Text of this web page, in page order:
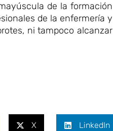
de la formación
de la enfermería y
ni tampoco alcanzar
X LinkedIn